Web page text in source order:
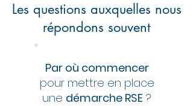
Les questions auxquelles nous
répondons souvent
Par où commencer
pour mettre en place
une démarche RSE ?